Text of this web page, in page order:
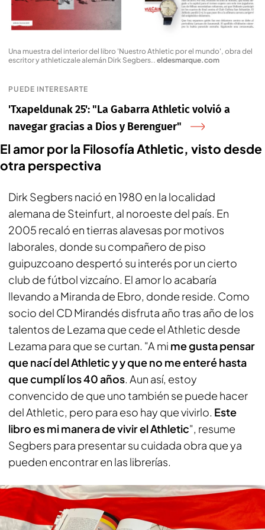
Una muestra del interior del libro 'Nuestro Athletic por el mundo', obra del
escritor y athleticzale alemán Dirk Segbers.. eldesmarque.com
PUEDE INTERESARTE
'Txapeldunak 25': "La Gabarra Athletic volvió a
navegar gracias a Dios y Berenguer"
El amor por la Filosofía Athletic, visto desde
otra perspectiva
Dirk Segbers nació en 1980 en la localidad
alemana de Steinfurt, al noroeste del país. En
2005 recaló en tierras alavesas por motivos
laborales, donde su compañero de piso
guipuzcoano despertó su interés por un cierto
club de fútbol vizcaíno. El amor lo acabaría
llevando a Miranda de Ebro, donde reside. Como
socio del CD Mirandés disfruta año tras año de los
talentos de Lezama que cede el Athletic desde
Lezama para que se curtan. "A mi me gusta pensar
que nací del Athletic y y que no me enteré hasta
que cumplí los 40 años. Aun así, estoy
convencido de que uno también se puede hacer
del Athletic, pero para eso hay que vivirlo. Este
libro es mi manera de vivir el Athletic", resume
Segbers para presentar su cuidada obra que ya
pueden encontrar en las librerías.